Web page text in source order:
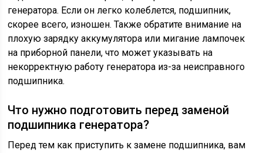
генератора. Если он легко колеблется, подшипник,
скорее всего, изношен. Также обратите внимание на
плохую зарядку аккумулятора или мигание лампочек
на приборной панели, что может указывать на
некорректную работу генератора из-за неисправного
подшипника.
Что нужно подготовить перед заменой
подшипника генератора?
Перед тем как приступить к замене подшипника, вам